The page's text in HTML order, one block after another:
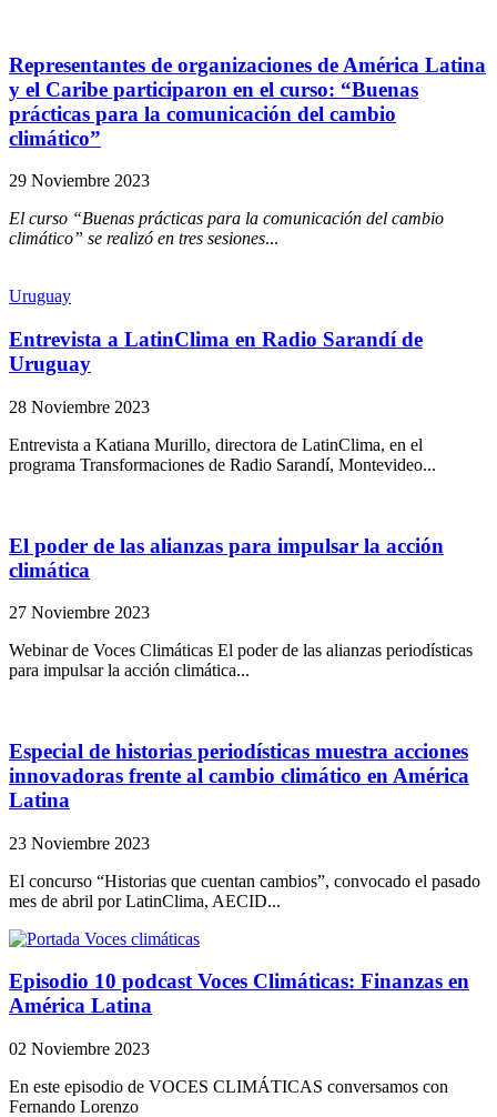
Representantes de organizaciones de América Latina
y el Caribe participaron en el curso: “Buenas
prácticas para la comunicación del cambio
climático”
29 Noviembre 2023
El curso “Buenas prácticas para la comunicación del cambio
climático” se realizó en tres sesiones...
Uruguay
Entrevista a LatinClima en Radio Sarandí de
Uruguay
28 Noviembre 2023
Entrevista a Katiana Murillo, directora de LatinClima, en el
programa Transformaciones de Radio Sarandí, Montevideo...
El poder de las alianzas para impulsar la acción
climática
27 Noviembre 2023
Webinar de Voces Climáticas El poder de las alianzas periodísticas
para impulsar la acción climática...
Especial de historias periodísticas muestra acciones
innovadoras frente al cambio climático en América
Latina
23 Noviembre 2023
El concurso “Historias que cuentan cambios”, convocado el pasado
mes de abril por LatinClima, AECID...
Episodio 10 podcast Voces Climáticas: Finanzas en
América Latina
02 Noviembre 2023
En este episodio de VOCES CLIMÁTICAS conversamos con
Fernando Lorenzo